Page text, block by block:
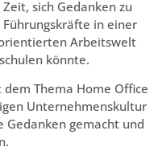
sich Gedanken zu
in einer
Arbeitswelt
könnte.
Thema Home Office
Unternehmenskultur
Gedanken gemacht und